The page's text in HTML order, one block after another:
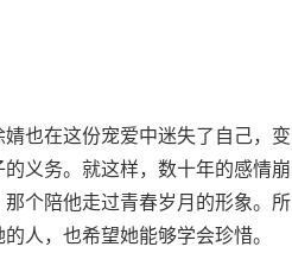
也在这份宠爱中迷失了自己，变
义务。就这样，数十年的感情崩
个陪他走过青春岁月的形象。所
人，也希望她能够学会珍惜。